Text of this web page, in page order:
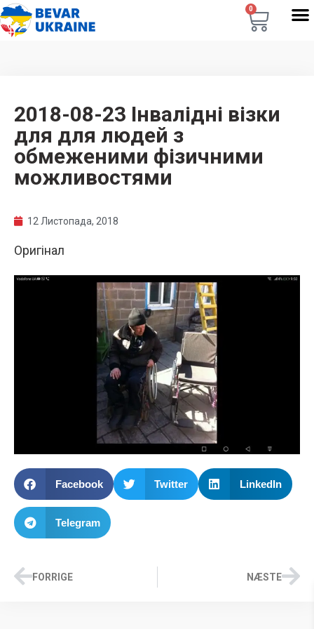
0
2018-08-23 Інвалідні візки
для для людей з
обмеженими фізичними
можливостями
12 Листопада, 2018
Оригінал
Facebook Twitter LinkedIn
Telegram
FORRIGE NÆSTE